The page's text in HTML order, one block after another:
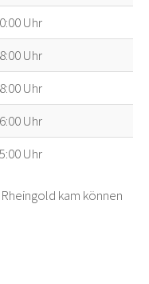
Uhr
Uhr
Uhr
Uhr
Uhr
kam können